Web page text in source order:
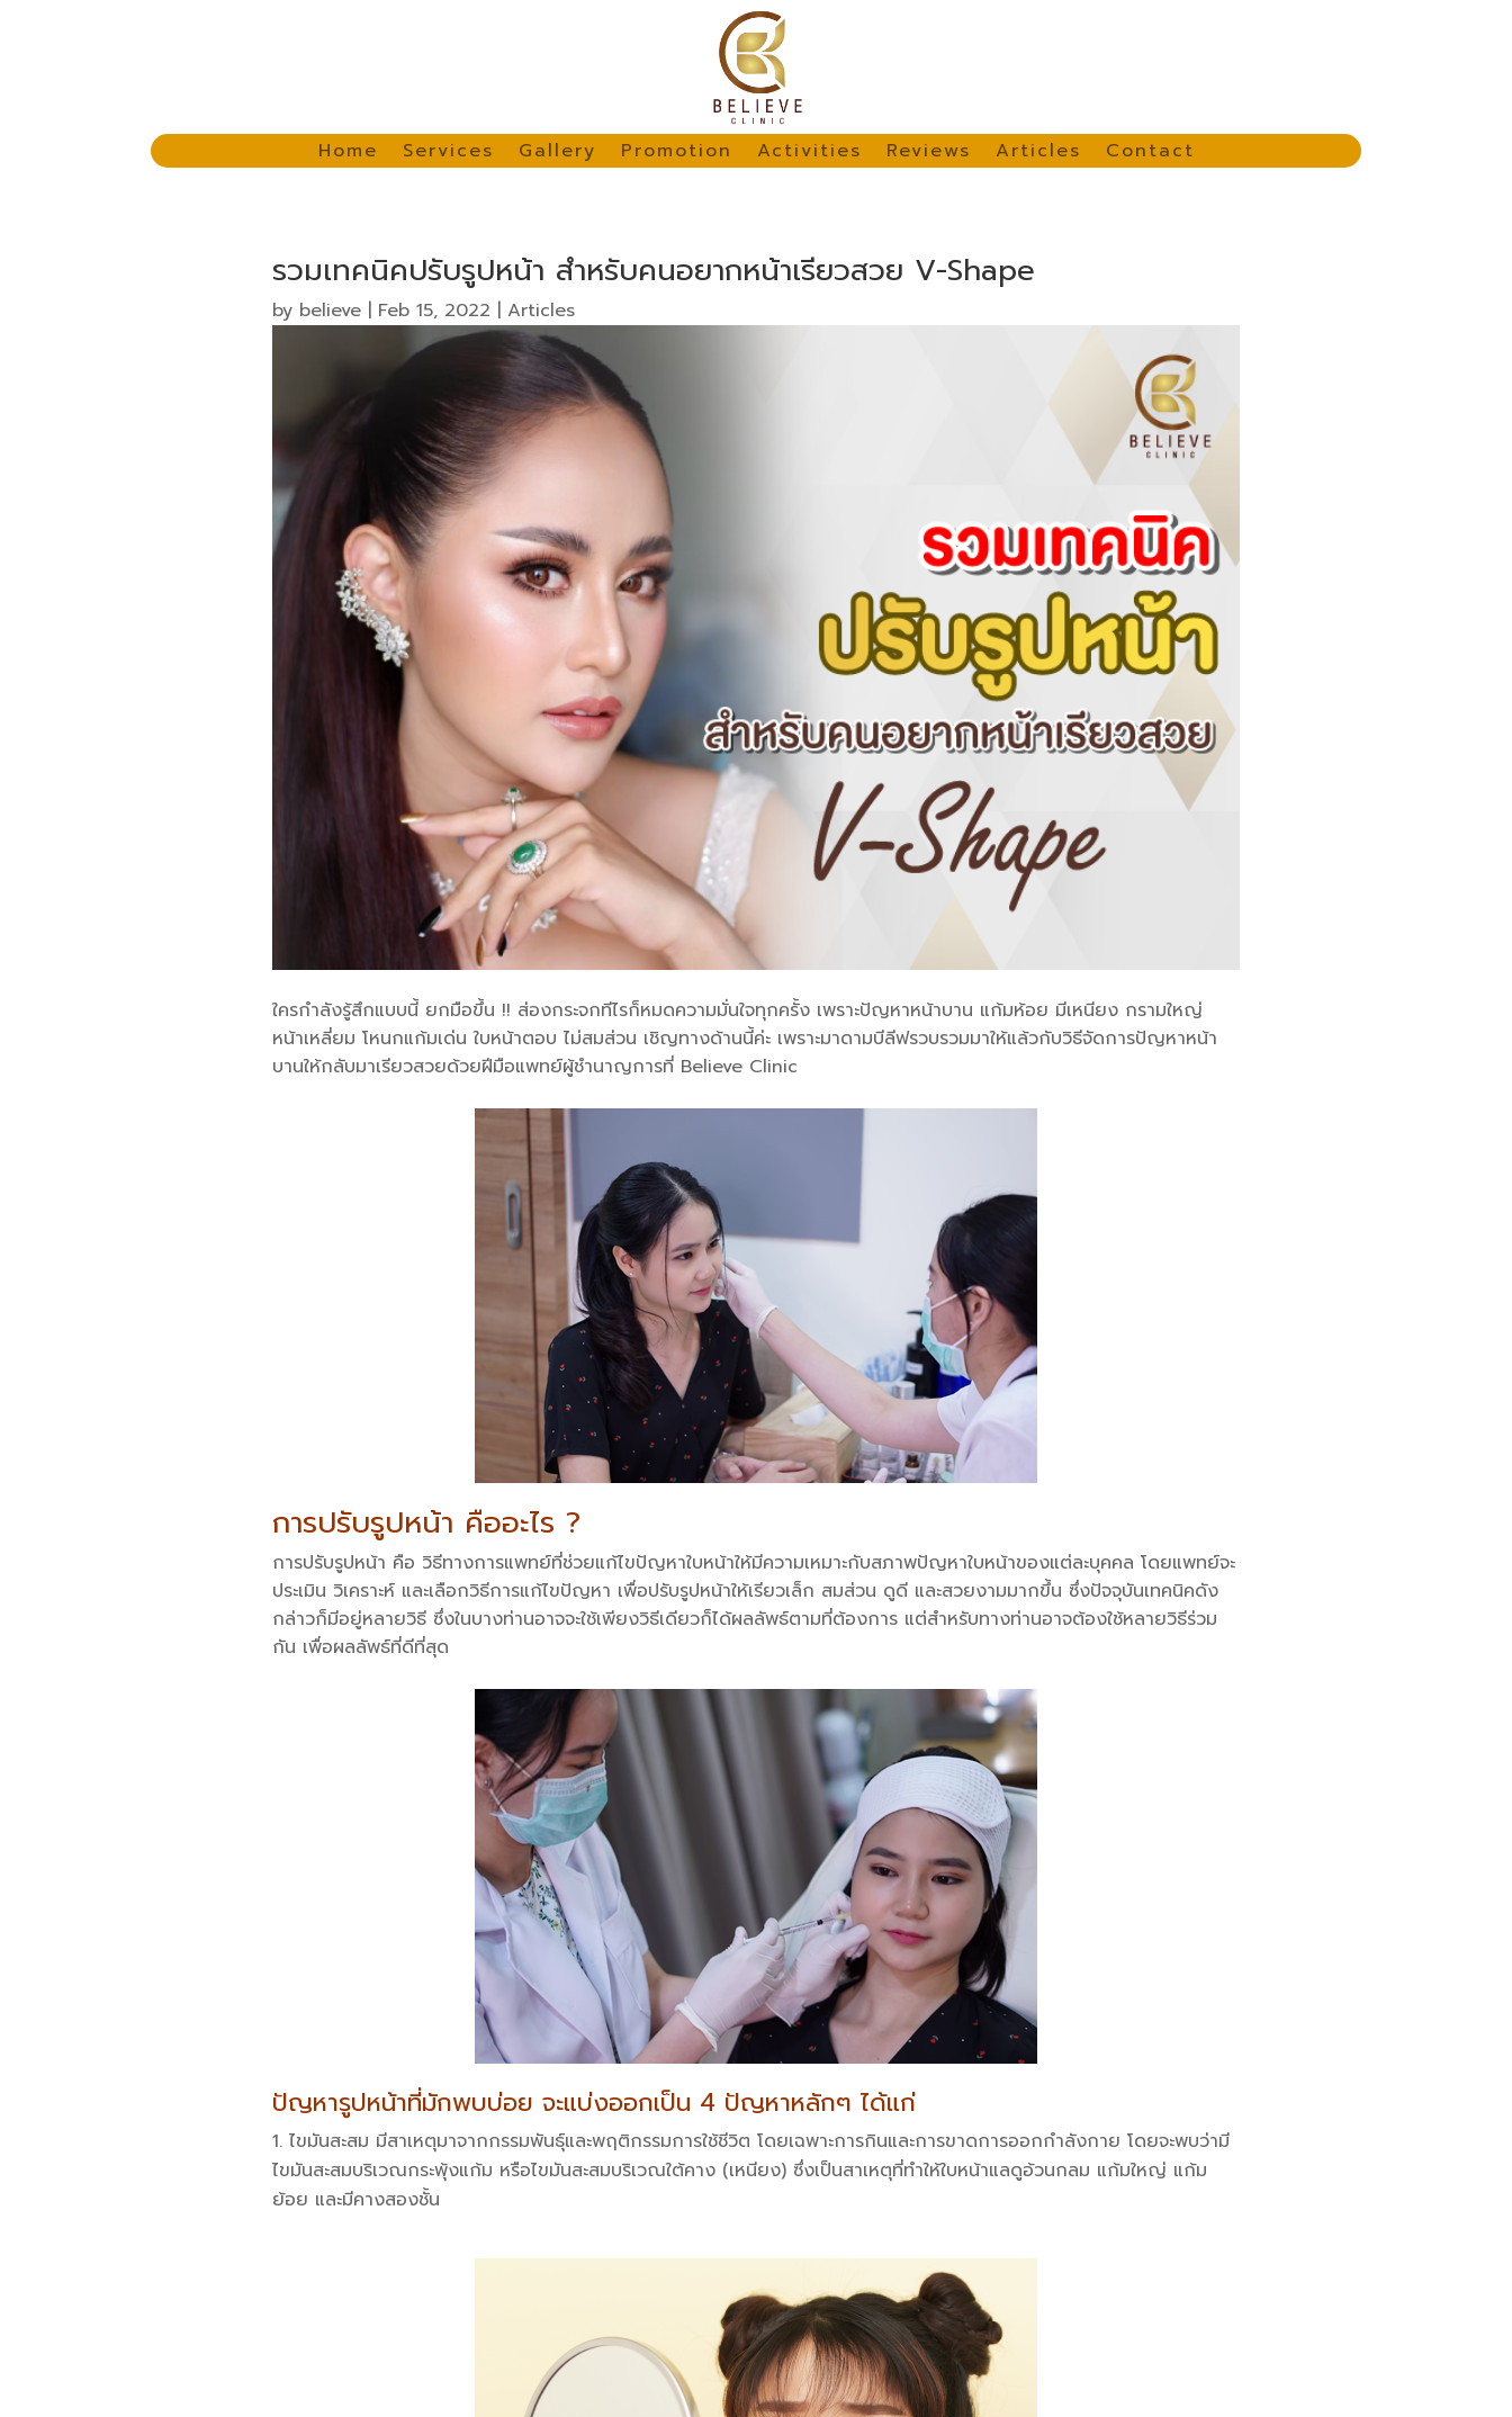
Home Services Gallery Promotion Activities Reviews Articles Contact
รวมเทคนิคปรับรูปหน้า สำหรับคนอยากหน้าเรียวสวย V-Shape
by believe| Feb 15, 2022 | Articles
ใครกำลังรู้สึกแบบนี้ ยกมือขึ้น !! ส่องกระจกทีไรก็หมดความมั่นใจทุกครั้ง เพราะปัญหาหน้าบาน แก้มห้อย มีเหนียง กรามใหญ่
หน้าเหลี่ยม โหนกแก้มเด่น ใบหน้าตอบ ไม่สมส่วน เชิญทางด้านนี้ค่ะ เพราะมาดามบีลีฟรวบรวมมาให้แล้วกับวิธีจัดการปัญหาหน้า
บานให้กลับมาเรียวสวยด้วยฝีมือแพทย์ผู้ชำนาญการที่ Believe Clinic
การปรับรูปหน้า คืออะไร ?
การปรับรูปหน้า คือ วิธีทางการแพทย์ที่ช่วยแก้ไขปัญหาใบหน้าให้มีความเหมาะกับสภาพปัญหาใบหน้าของแต่ละบุคคล โดยแพทย์จะ
ประเมิน วิเคราะห์ และเลือกวิธีการแก้ไขปัญหา เพื่อปรับรูปหน้าให้เรียวเล็ก สมส่วน ดูดี และสวยงามมากขึ้น ซึ่งปัจจุบันเทคนิคดัง
กล่าวก็มีอยู่หลายวิธี ซึ่งในบางท่านอาจจะใช้เพียงวิธีเดียวก็ได้ผลลัพธ์ตามที่ต้องการ แต่สำหรับทางท่านอาจต้องใช้หลายวิธีร่วม
กัน เพื่อผลลัพธ์ที่ดีที่สุด
ปัญหารูปหน้าที่มักพบบ่อย จะแบ่งออกเป็น 4 ปัญหาหลักๆ ได้แก่
ไขมันสะสม มีสาเหตุมาจากกรรมพันธุ์และพฤติกรรมการใช้ชีวิต โดยเฉพาะการกินและการขาดการออกกำลังกาย โดยจะพบว่ามี
ไขมันสะสมบริเวณกระพุ้งแก้ม หรือไขมันสะสมบริเวณใต้คาง (เหนียง) ซึ่งเป็นสาเหตุที่ทำให้ใบหน้าแลดูอ้วนกลม แก้มใหญ่ แก้ม
ย้อย และมีคางสองชั้น